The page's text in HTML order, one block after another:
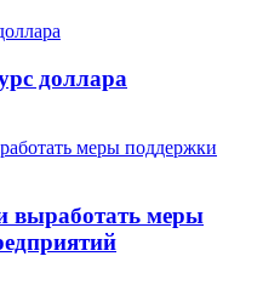
доллара
выработать меры